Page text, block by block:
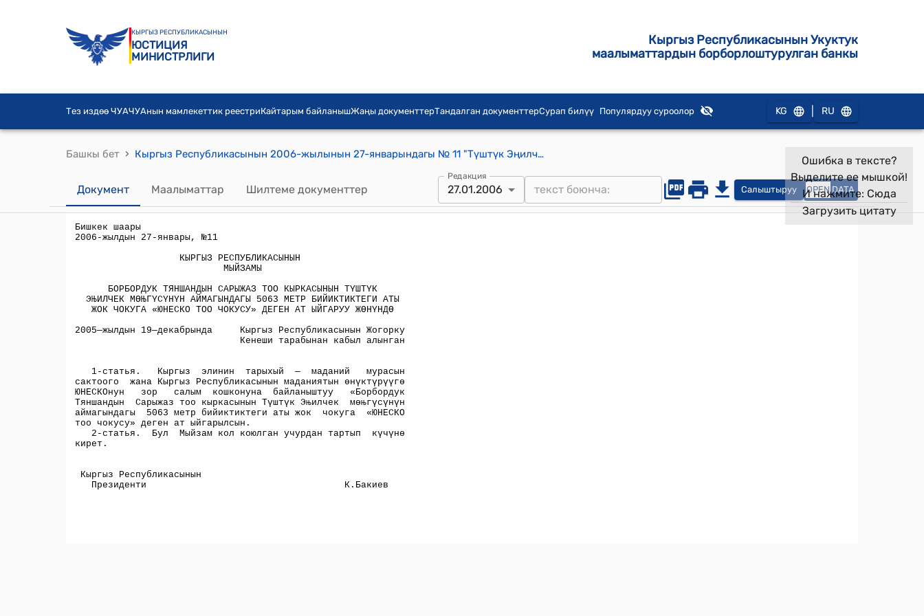
КЫРГЫЗ РЕСПУБЛИКАСЫНЫН
ЮСТИЦИЯ
МИНИСТРЛИГИ
Кыргыз Республикасынын Укуктук
маалыматтардын борборлоштурулган банкы
Тез издөө ЧУАЧУАнын мамлекеттик реестриКайтарым байланышЖаңы документтерТандалган документтерСурап билүү Популярдуу суроолор KG RU
Башкы бет › Кыргыз Республикасынын 2006-жылынын 27-январындагы № 11 "Түштүк Эңилчек мөңгүсүнүн аймагындагы 5063 метр бийиктиктеги аты жок чокуга «ЮНЕСКО тоо чокусу» деген ат ыйгарылган жөнүндө" Мыйзамы
Документ Маалыматтар Шилтеме документтер
Редакция
27.01.2006 Салыштыруу OPEN DATA
Ошибка в тексте?
Выделите ее мышкой!
И нажмите: Сюда
Загрузить цитату